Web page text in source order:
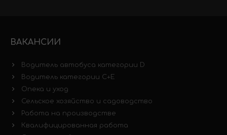
ВАКАНСИИ
Водитель автобуса категории D
Водитель категории C+E
Опека и уход
Сельское хозяйство и садоводство
Работа на производстве
Квалифицированная работа